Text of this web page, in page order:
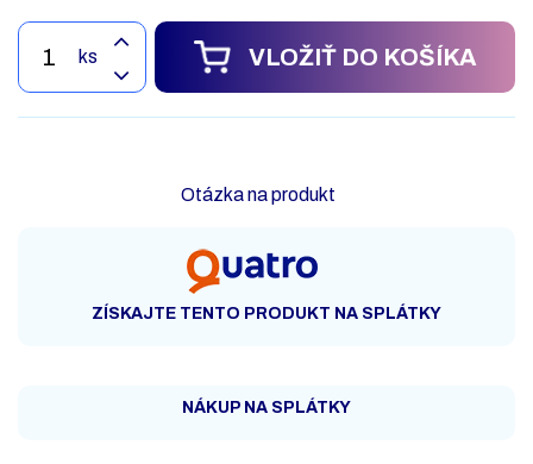
ks VLOŽIŤ DO KOŠÍKA
Otázka na produkt
ZÍSKAJTE TENTO PRODUKT NA SPLÁTKY
NÁKUP NA SPLÁTKY